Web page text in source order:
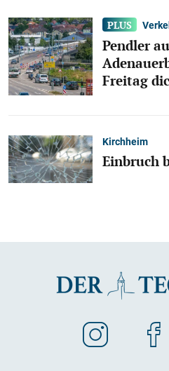
Pendler
Freitag
Kirchheim
Einbruch